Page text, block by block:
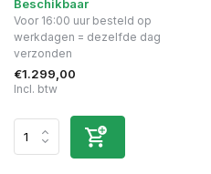
Beschikbaar
Voor 16:00 uur besteld op
werkdagen = dezelfde dag
verzonden
€1.299,00
Incl. btw